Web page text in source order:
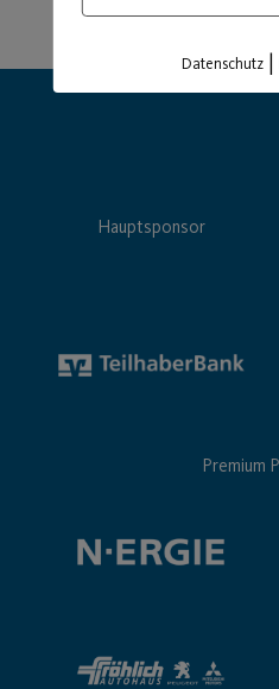
Hauptsponsor
Premium
Datenschutz |